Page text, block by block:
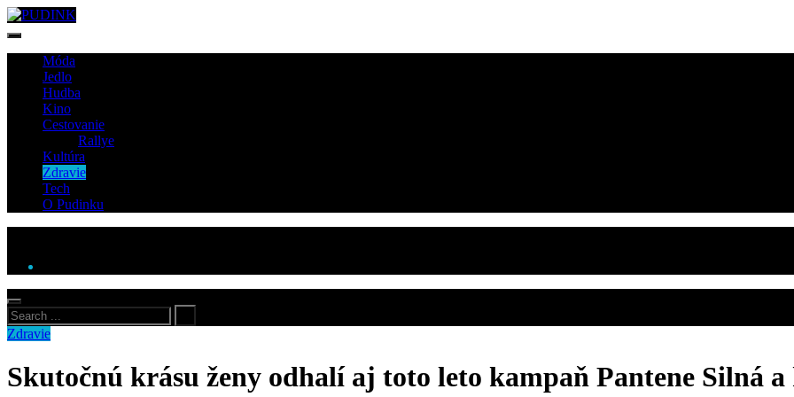
Móda
Jedlo
Hudba
Kino
Cestovanie
Rallye
Kultúra
Zdravie
Tech
O Pudinku
Zdravie
Skutočnú krásu ženy odhalí aj toto leto kampaň Pantene Silná a